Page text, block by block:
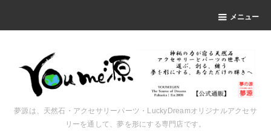
メニュー
夢源は、天然石・アクセサリーパーツ・LuckyDreamオリジナルアクセサ
リーを通して、夢を形にする専門店です。